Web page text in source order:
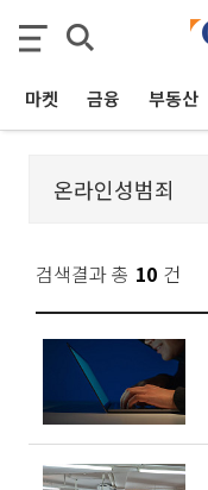
마켓 금융 부동산
검색결과 총 10 건